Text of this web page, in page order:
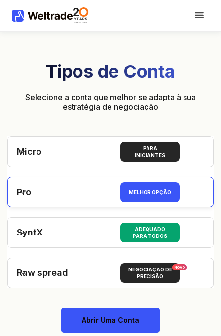
Tipos de Conta
Selecione a conta que melhor se adapta à sua
estratégia de negociação
Micro
PARA
INICIANTES
Pro MELHOR OPÇÃO
SyntX
ADEQUADO
PARA TODOS
Raw spread
NEGOCIAÇÃO DE
PRECISÃO
NOVO
Abrir Uma Conta